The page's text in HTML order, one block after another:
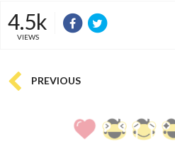
4.5k
VIEWS
PREVIOUS